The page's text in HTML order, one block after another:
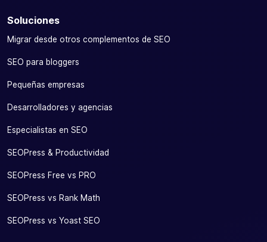
Soluciones
Migrar desde otros complementos de SEO
SEO para bloggers
Pequeñas empresas
Desarrolladores y agencias
Especialistas en SEO
SEOPress & Productividad
SEOPress Free vs PRO
SEOPress vs Rank Math
SEOPress vs Yoast SEO